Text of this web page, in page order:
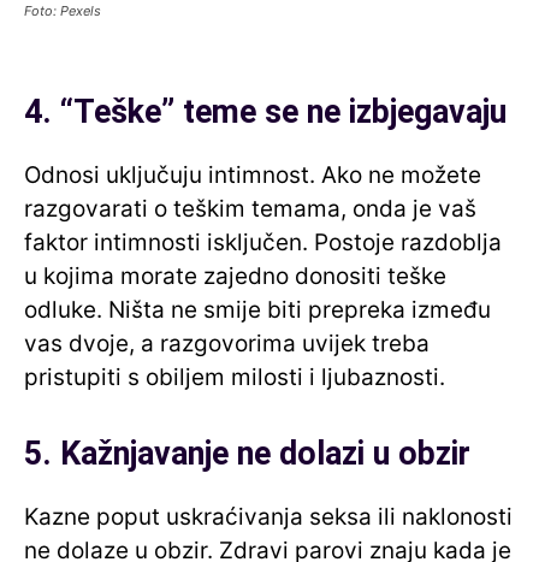
Foto: Pexels
4. “Teške” teme se ne izbjegavaju
Odnosi uključuju intimnost. Ako ne možete
razgovarati o teškim temama, onda je vaš
faktor intimnosti isključen. Postoje razdoblja
u kojima morate zajedno donositi teške
odluke. Ništa ne smije biti prepreka između
vas dvoje, a razgovorima uvijek treba
pristupiti s obiljem milosti i ljubaznosti.
5. Kažnjavanje ne dolazi u obzir
Kazne poput uskraćivanja seksa ili naklonosti
ne dolaze u obzir. Zdravi parovi znaju kada je